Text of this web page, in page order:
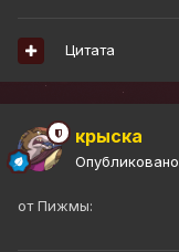
Цитата
крыска
Опубликовано
от Пижмы: